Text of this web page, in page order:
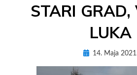
STARI GRAD,
LUKA
byAdM3Es
Posted14. Maja